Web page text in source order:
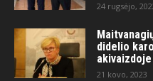
24 rugsėjo,
didelio
akivaizdoje
21 kovo, 2023